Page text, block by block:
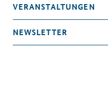
VERANSTALTUNGEN
NEWSLETTER